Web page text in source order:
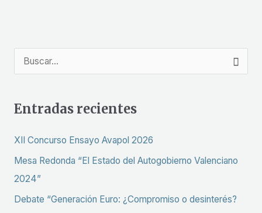
a
r
p
Entradas recientes
XII Concurso Ensayo Avapol 2026
Mesa Redonda “El Estado del Autogobierno Valenciano
2024”
Debate “Generación Euro: ¿Compromiso o desinterés?